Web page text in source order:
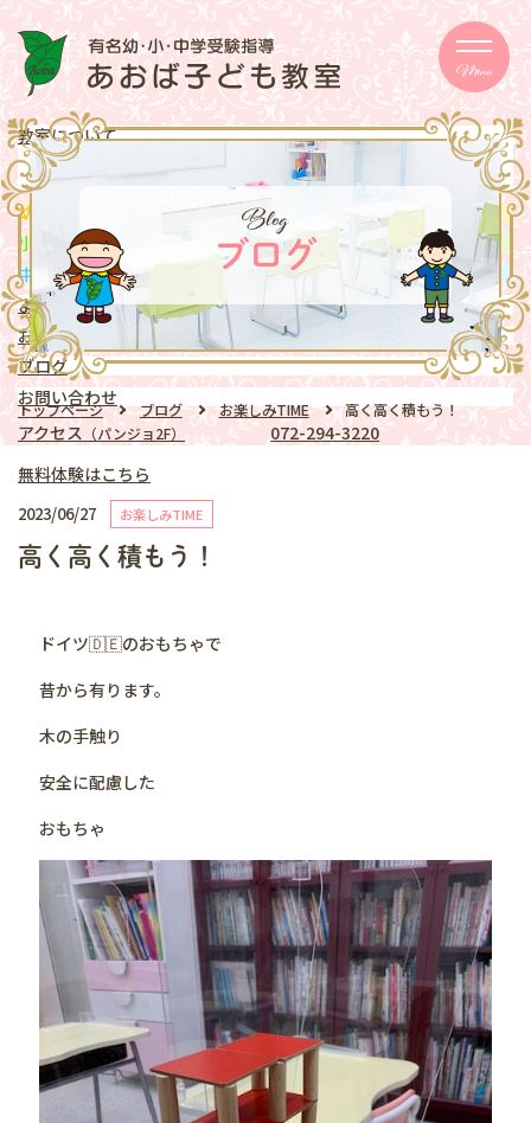
Menu
教室について
メッセージ 取り組み
幼児
school
小学生クラス
school中学生クラス
よくある質問
お知らせ
ブログ
お問い合わせ
アクセス （パンジョ2F）
072-294-3220
無料体験はこちら
Blog
ブログ
トップページ ブログ お楽しみTIME 高く高く積もう！
2023/06/27 お楽しみTIME
高く高く積もう！
ドイツ🇩🇪のおもちゃで
昔から有ります。
木の手触り
安全に配慮した
おもちゃ